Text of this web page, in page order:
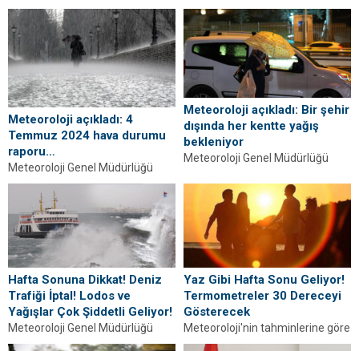
etkili olacak fırtına tehlikesine
karşı vatandaşlara uyarı...
dereceye kadar çıkması
beklenen sıcaklıklar, pazartesi
günü 15 derece birden düşecek....
Meteoroloji açıkladı: 4
Temmuz 2024 hava durumu
raporu…
Meteoroloji Genel Müdürlüğü
(MGM), 4 Temmuz Perşembe
gününe ilişkin hava durumu
raporunu yayımladı. Rapora
göre...
Meteoroloji açıkladı: Bir şehir
dışında her kentte yağış
bekleniyor
Meteoroloji Genel Müdürlüğü
yurdun aralıklı sağanak ve gök
gürültülü sağanak yağışlı...
Hafta Sonuna Dikkat! Deniz
Trafiği İptal! Lodos ve
Yağışlar Çok Şiddetli Geliyor!
Meteoroloji Genel Müdürlüğü
(MGM) tarafından yapılan son
Yaz Gibi Hafta Sonu Geliyor!
Termometreler 30 Dereceyi
Gösterecek
Meteoroloji'nin tahminlerine göre
hafta sonu yurdun büyük